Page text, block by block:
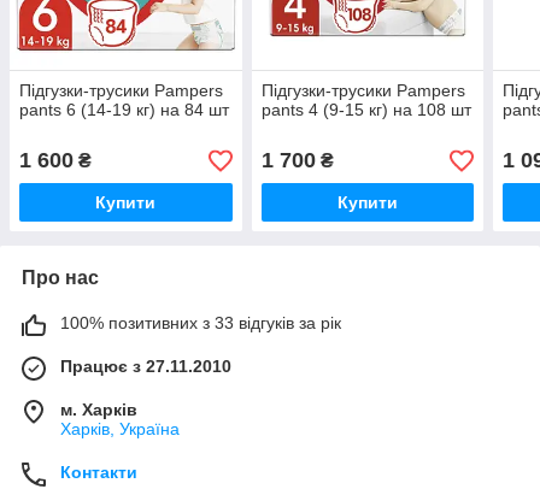
Підгузки-трусики Pampers
pants 6 (14-19 кг) на 84 шт
1 600 ₴
Купити
Підгузки-трусики Pampers
pants 4 (9-15 кг) на 108 шт
1 700₴
Купити
1
Про нас
100% позитивних з 33 відгуків за рік
Працює з 27.11.2010
м. Харків
Харків, Україна
Контакти